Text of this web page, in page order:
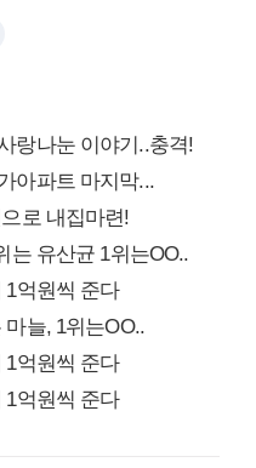
랑나눈 이야기..충격!
아파트 마지막...
로 내집마련!
는 유산균 1위는OO..
1억원씩 준다
늘, 1위는OO..
1억원씩 준다
1억원씩 준다